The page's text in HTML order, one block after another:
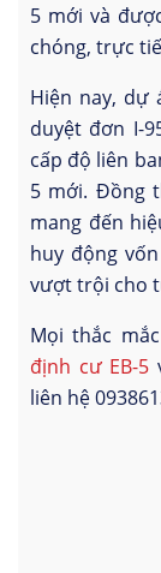
5 mới và
chóng, trực
Hiện nay, dự
duyệt đơn I-
cấp độ liên
5 mới. Đồng
mang đến
huy động
vượt trội cho
Mọi thắc
định cư EB-5
liên hệ